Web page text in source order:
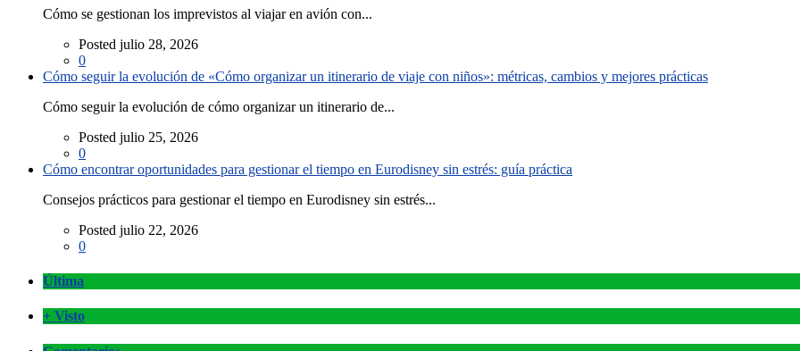
Cómo se gestionan los imprevistos al viajar en avión con...
Posted julio 28, 2026
0
Cómo seguir la evolución de «Cómo organizar un itinerario de viaje con niños»: métricas, cambios y mejores prácticas
Cómo seguir la evolución de cómo organizar un itinerario de...
Posted julio 25, 2026
0
Cómo encontrar oportunidades para gestionar el tiempo en Eurodisney sin estrés: guía práctica
Consejos prácticos para gestionar el tiempo en Eurodisney sin estrés...
Posted julio 22, 2026
0
Última
+ Visto